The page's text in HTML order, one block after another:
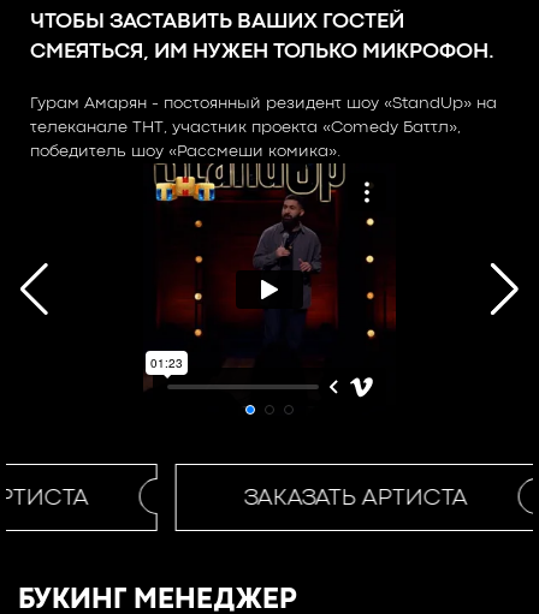
ЧТОБЫ ЗАСТАВИТЬ ВАШИХ ГОСТЕЙ
СМЕЯТЬСЯ, ИМ НУЖЕН ТОЛЬКО МИКРОФОН.
Гурам Амарян - постоянный резидент шоу «StandUp» на
телеканале ТНТ, участник проекта «Comedy Баттл»,
победитель шоу «Рассмеши комика».
ЗАКАЗАТЬ АРТИСТА
БУКИНГ МЕНЕДЖЕР